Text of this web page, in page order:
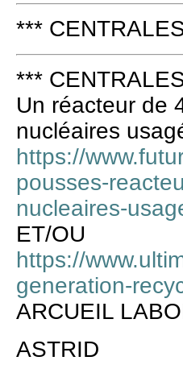
***
***
Un réacteur de
nucléaires
https://
pousses-
nucleaires-
ET/OU
https://
generation-
ARCUEIL
ASTRID